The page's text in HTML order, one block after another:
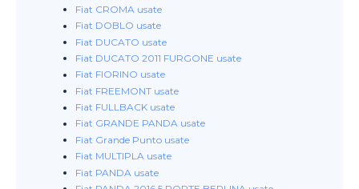
Fiat CROMA usate
Fiat DOBLO usate
Fiat DUCATO usate
Fiat DUCATO 2011 FURGONE usate
Fiat FIORINO usate
Fiat FREEMONT usate
Fiat FULLBACK usate
Fiat GRANDE PANDA usate
Fiat Grande Punto usate
Fiat MULTIPLA usate
Fiat PANDA usate